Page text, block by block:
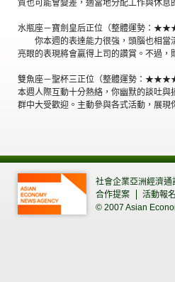
質也可能會變差，適當地分配工作與休
水瓶座－寶劍皇后正位（整體運勢：
你本週的表達能力很強，頭腦也相當
亮眼的表現將會贏得上司的讚賞。不過
雙魚座－聖杯三正位（整體運勢：
本週人際互動十分熱絡，你幽默的談吐
群中大受歡迎。主動參與各式活動，展
社會企業亞洲經濟通
合作提案
活動報名
© 2007 Asian